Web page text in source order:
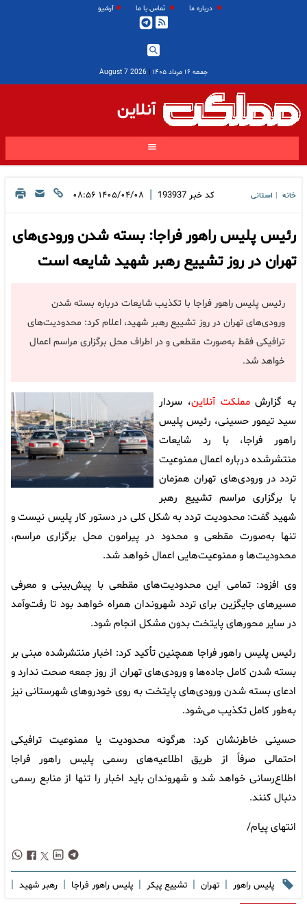
درباره ما تماس با ما آرشیو
جمعه ۱۶ مرداد ۱۴۰۵ |
2026 August 7
آنلاین
خانه استانی کد خبر 193937
| ۱۴۰۵/۰۴/۰۸ ۰۸:۵۶
رئیس پلیس راهور فراجا: بسته شدن ورودی‌های
تهران در روز تشییع رهبر شهید شایعه است
رئیس پلیس راهور فراجا با تکذیب شایعات درباره بسته شدن
ورودی‌های تهران در روز تشییع رهبر شهید، اعلام کرد: محدودیت‌های
ترافیکی فقط به‌صورت مقطعی و در اطراف محل برگزاری مراسم اعمال
خواهد شد.
به گزارشمملکت آنلاین، سردار
سید تیمور حسینی، رئیس پلیس
راهور فراجا، با رد شایعات
منتشرشده درباره اعمال ممنوعیت
تردد در ورودی‌های تهران همزمان
با برگزاری مراسم تشییع رهبر
شهید گفت: محدودیت تردد به شکل کلی در دستور کار پلیس نیست و
تنها به‌صورت مقطعی و محدود در پیرامون محل برگزاری مراسم،
محدودیت‌ها و ممنوعیت‌هایی اعمال خواهد شد.
وی افزود: تمامی این محدودیت‌های مقطعی با پیش‌بینی و معرفی
مسیرهای جایگزین برای تردد شهروندان همراه خواهد بود تا رفت‌وآمد
در سایر محورهای پایتخت بدون مشکل انجام شود.
رئیس پلیس راهور فراجا همچنین تأکید کرد: اخبار منتشرشده مبنی بر
بسته شدن کامل جاده‌ها و ورودی‌های تهران از روز جمعه صحت ندارد و
ادعای بسته شدن ورودی‌های پایتخت به روی خودروهای شهرستانی نیز
به‌طور کامل تکذیب می‌شود.
حسینی خاطرنشان کرد: هرگونه محدودیت یا ممنوعیت ترافیکی
احتمالی صرفاً از طریق اطلاعیه‌های رسمی پلیس راهور فراجا
اطلاع‌رسانی خواهد شد و شهروندان باید اخبار را تنها از منابع رسمی
دنبال کنند.
انتهای پیام/
پلیس راهور | تهران | تشییع پیکر | پلیس راهور فراجا | رهبر شهید |